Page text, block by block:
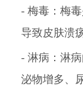
- 梅毒：梅
导致皮肤溃
- 淋病：淋
泌物增多、